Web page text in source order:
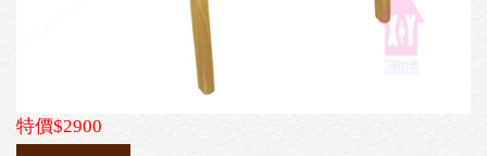
特價$2900